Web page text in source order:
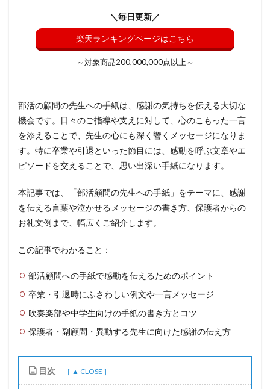
＼毎日更新／
楽天ランキングページはこちら
～対象商品200,000,000点以上～
部活の顧問の先生への手紙は、感謝の気持ちを伝える大切な
機会です。日々のご指導や支えに対して、心のこもった一言
を添えることで、先生の心にも深く響くメッセージになりま
す。特に卒業や引退といった節目には、感動を呼ぶ文章やエ
ピソードを交えることで、思い出深い手紙になります。
本記事では、「部活顧問の先生への手紙」をテーマに、感謝
を伝える言葉や泣かせるメッセージの書き方、保護者からの
お礼文例まで、幅広くご紹介します。
この記事でわかること：
部活顧問への手紙で感動を伝えるためのポイント
卒業・引退時にふさわしい例文や一言メッセージ
吹奏楽部や中学生向けの手紙の書き方とコツ
保護者・副顧問・異動する先生に向けた感謝の伝え方
目次